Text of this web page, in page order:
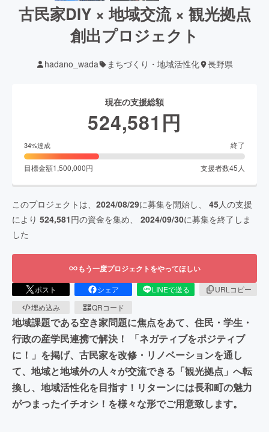
古民家DIY × 地域交流 × 観光拠点
創出プロジェクト
hadano_wada まちづくり・地域活性化 長野県
現在の支援総額
524,581 円
34%達成 終了
目標金額1,500,000円 支援者数45 人
このプロジェクトは、 2024/08/29に募集を開始し、 45人の支援
により 524,581円の資金を集め、 2024/09/30に募集を終了しま
した
もう一度プロジェクトをやってほしい
ポスト シェア LINEで送る
URLコピー
埋め込み
QRコード
地域課題である空き家問題に焦点をあて、住民・学生・
行政の産学民連携で解決！ 「ネガティブをポジティブ
に！」を掲げ、古民家を改修・リノベーションを通し
て、地域と地域外の人々が交流できる「観光拠点」へ転
換し、地域活性化を目指す！リターンには長和町の魅力
がつまったイチオシ！を様々な形でご用意致します。